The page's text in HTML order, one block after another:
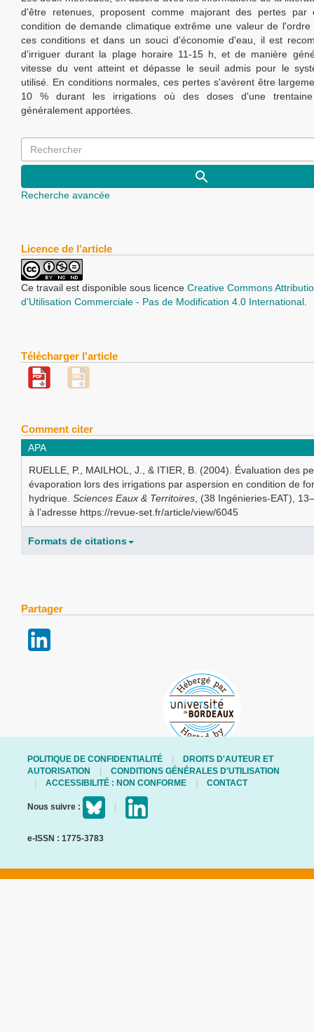
d'être retenues, proposent comme majorant des pertes par
condition de demande climatique extrême une valeur de
ces conditions et dans un souci d'économie d'eau, il est
d'irriguer durant la plage horaire 11-15 h, et de manière
vitesse du vent atteint et dépasse le seuil admis pour le
utilisé. En conditions normales, ces pertes s'avèrent être
10 % durant les irrigations où des doses d'une
généralement apportées.
Recherche avancée
Licence de l'article
Ce travail est disponible sous licence Creative Commons
d'Utilisation Commerciale - Pas de Modification 4.0 International.
Télécharger l'article
Comment citer
APA
RUELLE, P., MAILHOL, J., & ITIER, B. (2004). Évaluation des
évaporation lors des irrigations par aspersion en condition de
hydrique. Sciences Eaux & Territoires, (38 Ingénieries-EAT),
à l’adresse https://revue-set.fr/article/view/6045
Formats de citations
Partager
POLITIQUE DE CONFIDENTIALITÉ
DROITS D'AUTEUR ET
AUTORISATION
CONDITIONS GÉNÉRALES D'UTILISATION
ACCESSIBILITÉ : NON CONFORME
CONTACT
Nous suivre :
e-ISSN : 1775-3783